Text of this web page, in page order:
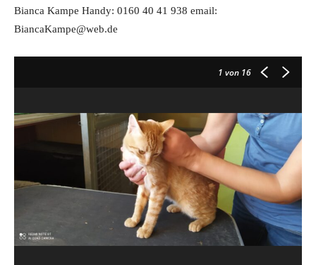
Bianca Kampe Handy: 0160 40 41 938 email:
BiancaKampe@web.de
1 von 16